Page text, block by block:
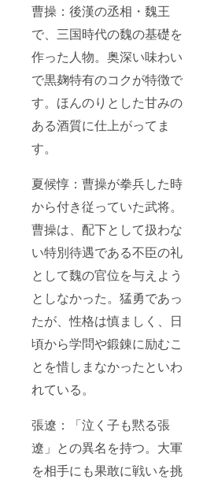
曹操：後漢の丞相・魏王
で、三国時代の魏の基礎を
作った人物。奥深い味わい
で黒麹特有のコクが特徴で
す。ほんのりとした甘みの
ある酒質に仕上がってま
す。
夏候惇：曹操が拳兵した時
から付き従っていた武将。
曹操は、配下として扱わな
い特別待遇である不臣の礼
として魏の官位を与えよう
としなかった。猛勇であっ
たが、性格は慎ましく、日
頃から学問や鍛錬に励むこ
とを惜しまなかったといわ
れている。
張遼：「泣く子も黙る張
遼」との異名を持つ。大軍
を相手にも果敢に戦いを挑